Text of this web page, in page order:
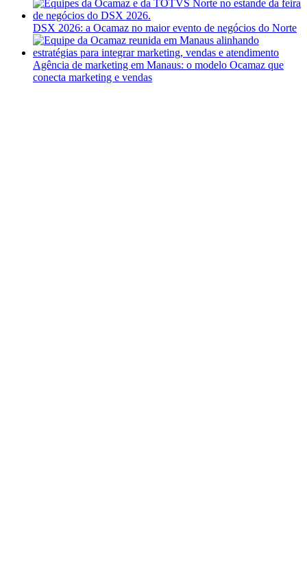
DSX 2026: a Ocamaz no maior evento de negócios do Norte
Agência de marketing em Manaus: o modelo Ocamaz que
conecta marketing e vendas